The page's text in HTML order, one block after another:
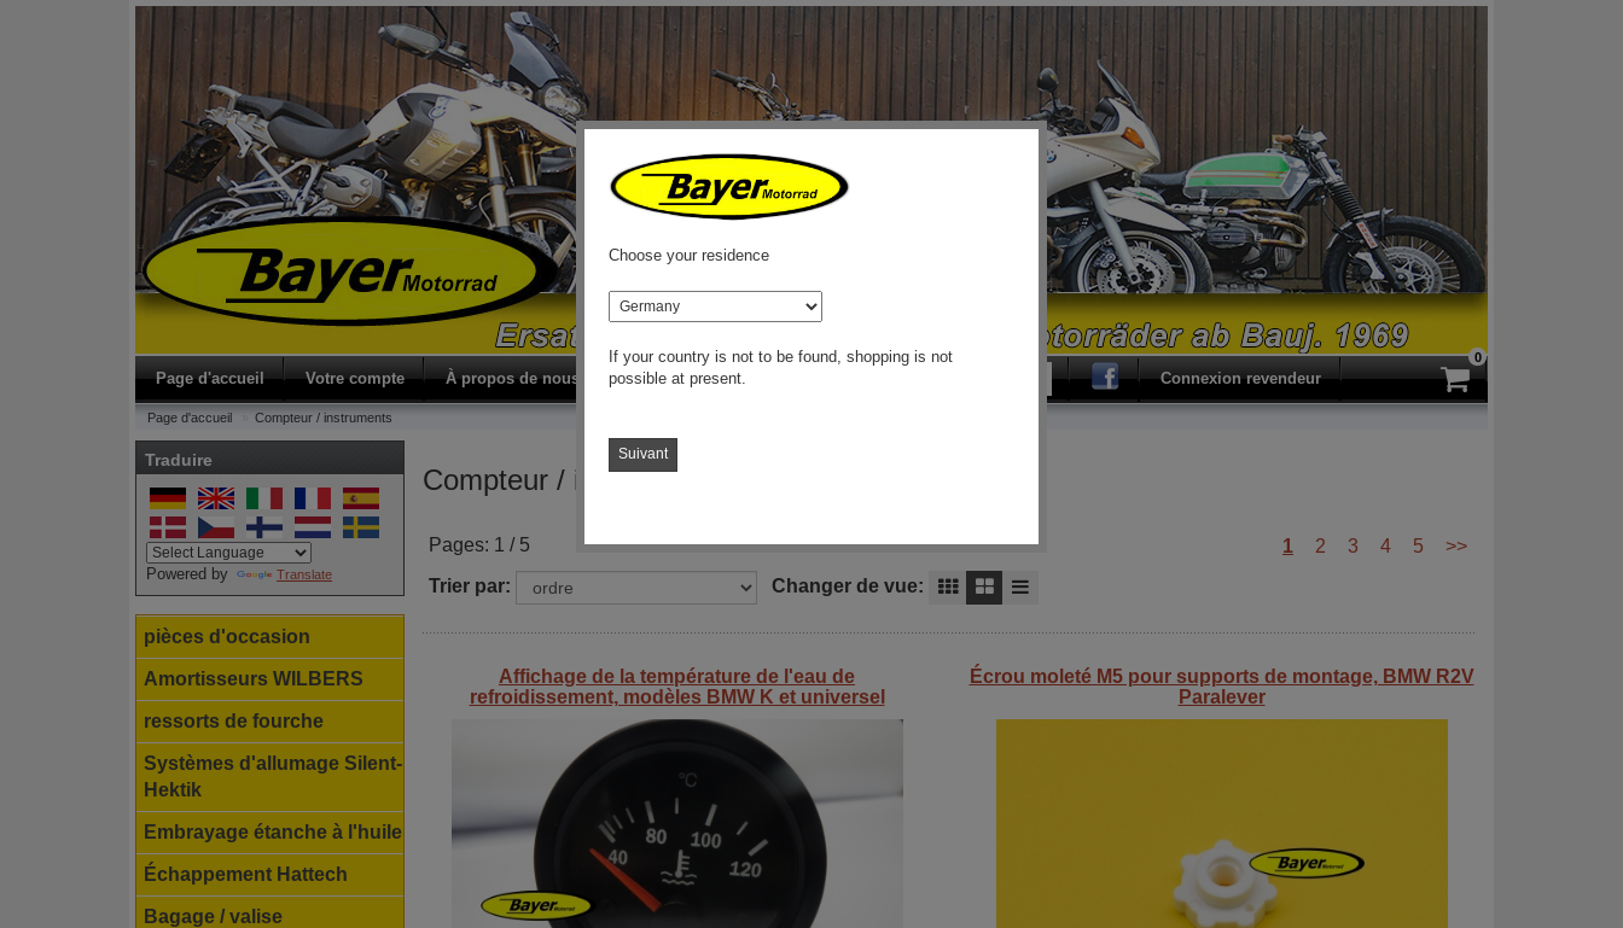
Page d'accueil Votre compte À propos de nous contact Rechercher Rechercher Connexion revendeur
0
Page d'accueil Compteur / instruments
Traduire
Powered by Translate
pièces d'occasion
Amortisseurs WILBERS
ressorts de fourche
Systèmes d'allumage Silent-
Hektik
Embrayage étanche à l'huile
Échappement Hattech
Bagage / valise
Compteur / instruments
Pages: 1 / 5
Trier par: Changer de vue:
1 2 3 4 5 >>
Affichage de la température de l'eau de
refroidissement, modèles BMW K et universel
Écrou moleté M5 pour supports de montage, BMW R2V
Paralever
Choose your residence
pays
If your country is not to be found, shopping is not
possible at present.
Suivant